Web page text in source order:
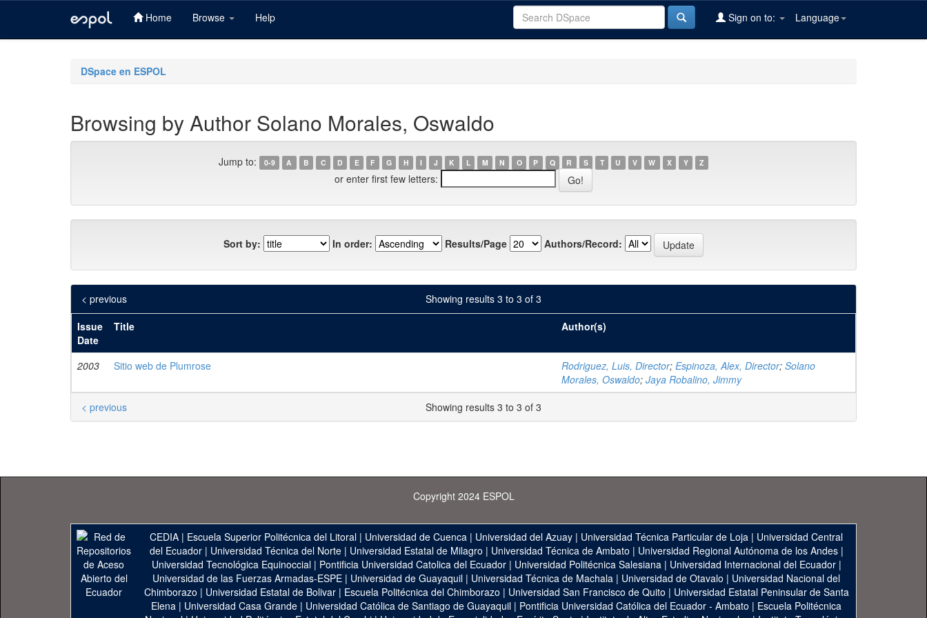
Home Browse Help Language
Sign on to:
DSpace en ESPOL
Browsing by Author Solano Morales, Oswaldo
Jump to: 0-9 A B C D E F G H I J K L M N O P Q R S T U V W X Y Z
or enter first few letters:
Sort by: In order: Results/Page Authors/Record:
Showing results 3 to 3 of 3
< previous
Issue
Date
Title Author(s)
2003 Sitio web de Plumrose Rodriguez, Luis, Director; Espinoza, Alex, Director; Solano
Morales, Oswaldo; Jaya Robalino, Jimmy
Showing results 3 to 3 of 3
< previous
Copyright 2024 ESPOL
CEDIA | Escuela Superior Politécnica del Litoral | Universidad de Cuenca | Universidad del Azuay | Universidad Técnica Particular de Loja | Universidad Central
del Ecuador| Universidad Técnica del Norte| Universidad Estatal de Milagro | Universidad Técnica de Ambato | Universidad Regional Autónoma de los Andes|
Universidad Tecnológica Equinoccial| Pontificia Universidad Catolica del Ecuador| Universidad Politécnica Salesiana| Universidad Internacional del Ecuador|
Universidad de las Fuerzas Armadas-ESPE | Universidad de Guayaquil | Universidad Técnica de Machala | Universidad de Otavalo | Universidad Nacional del
Chimborazo | Universidad Estatal de Bolivar| Escuela Politécnica del Chimborazo | Universidad San Francisco de Quito | Universidad Estatal Peninsular de Santa
Elena | Universidad Casa Grande | Universidad Católica de Santiago de Guayaquil | Pontificia Universidad Católica del Ecuador - Ambato | Escuela Politécnica